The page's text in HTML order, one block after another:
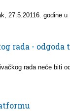
27.5.20116. godine u
rada - odgoda
rada neće biti